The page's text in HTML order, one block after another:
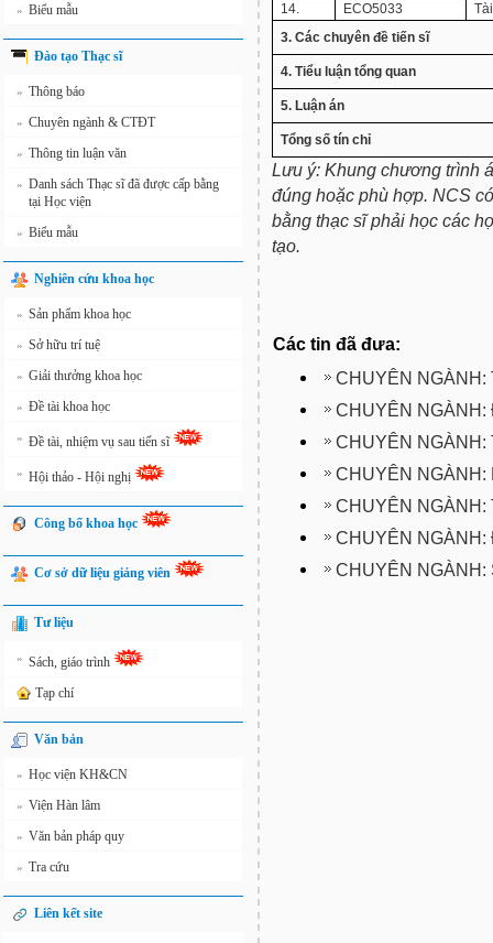
» Biểu mẫu
Đào tạo Thạc sĩ
» Thông báo
» Chuyên ngành & CTĐT
» Thông tin luận văn
» Danh sách Thạc sĩ đã được cấp bằng
tại Học viện
» Biểu mẫu
Nghiên cứu khoa học
» Sản phẩm khoa học
» Sở hữu trí tuệ
» Giải thưởng khoa học
» Đề tài khoa học
» Đề tài, nhiệm vụ sau tiến sĩ
» Hội thảo - Hội nghị
Công bố khoa học
Cơ sở dữ liệu giảng viên
Tư liệu
» Sách, giáo trình
Tạp chí
Văn bản
» Học viện KH&CN
» Viện Hàn lâm
» Văn bản pháp quy
» Tra cứu
Liên kết site
14.
ECO5033
3. Các chuyên đề tiến sĩ
4. Tiểu luận tổng quan
5. Luận án
Tổng số tín chỉ
Lưu ý: Khung chương trình
đúng hoặc phù hợp. NCS
bằng thạc sĩ phải học các
tạo.
Các tin đã đưa:
CHUYÊN
CHUYÊN NGÀNH:
CHUYÊN NGÀNH:
CHUYÊN NGÀNH:
CHUYÊN
CHUYÊN NGÀNH:
CHUYÊN NGÀNH: